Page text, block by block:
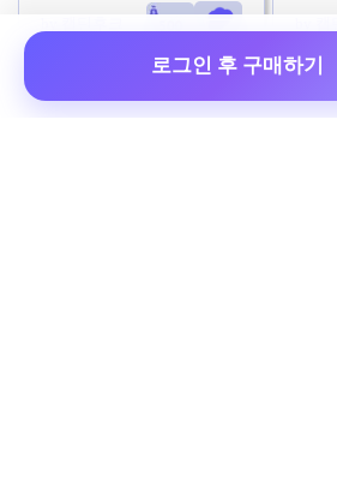
로그인 후 구매하기
the Secret Garden)